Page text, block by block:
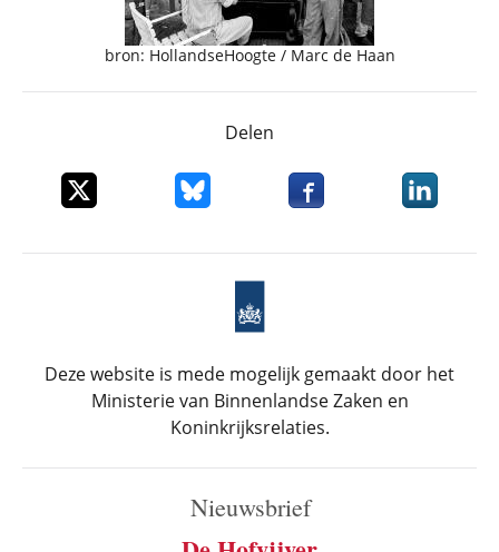
bron: HollandseHoogte / Marc de Haan
Delen
Deel dit item op XDeel dit item op Bluesky
Deel dit item opDeel dit
Deze website is mede mogelijk gemaakt door het
Ministerie van Binnenlandse Zaken en
Koninkrijksrelaties.
Nieuwsbrief